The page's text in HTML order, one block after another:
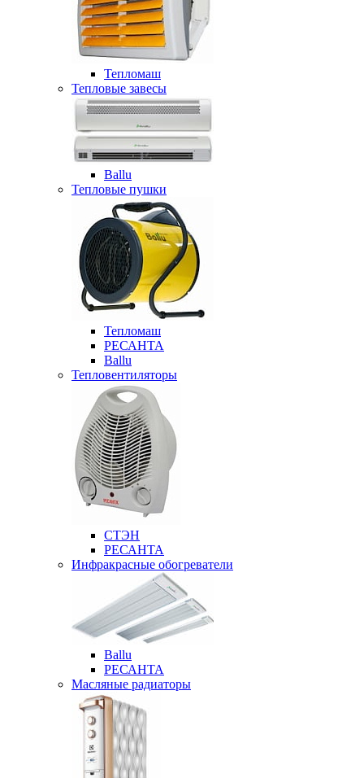
Тепломаш
Тепловые завесы
Ballu
Тепловые пушки
Тепломаш
РЕСАНТА
Ballu
Тепловентиляторы
СТЭН
РЕСАНТА
Инфракрасные обогреватели
Ballu
РЕСАНТА
Масляные радиаторы